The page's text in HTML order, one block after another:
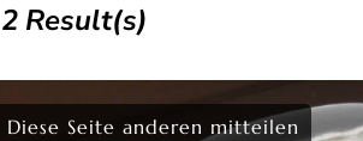
2 Result(s)
Diese Seite anderen mitteilen